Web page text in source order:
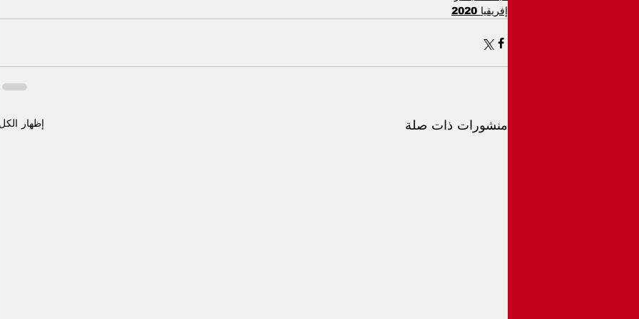
إفريقيا 2020
منشورات ذات صلة إظهار الكل